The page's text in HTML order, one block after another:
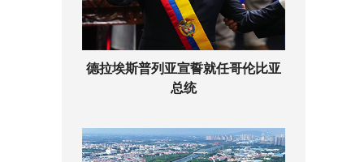
德拉埃斯普列亚宣誓就任哥伦比亚
总统